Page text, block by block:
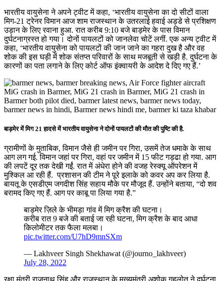
भारतीय वायुसेना ने अपने ट्वीट में कहा, ‘भारतीय वायुसेना का दो सीटों वाला
मिग-21 ट्रेनर विमान आज शाम राजस्थान के उतरलाई हवाई अड्डे से प्रशिक्षण
उड़ान के लिए रवाना हुआ. रात करीब 9:10 बजे बाड़मेर के पास विमान
दुर्घटनाग्रस्‍त हो गया। दोनों पायलटों को जानलेवा चोटें लगीं. एक अन्य ट्वीट में
कहा, ‘भारतीय वायुसेना को पायलटों की जान जाने का गहरा दुख है और वह
शोक की इस घड़ी में शोक संतप्त परिवारों के साथ मजबूती से खड़ी है. दुर्घटना के
कारणों का पता लगाने के लिए कोर्ट ऑफ इंक्वायरी के आदेश दे दिए गए हैं.’
बाड़मेर में मिग 21 हादसे में भारतीय वायुसेना ने दोनों पायलटों की मौत की पुष्टि की है.
ग्रामीणों के मुताबिक, विमान जैसे ही जमीन पर गिरा, उसमें तेज धमाके के साथ
आग लग गई. विमान जहां पर गिरा, वहां पर जमीन में 15 फीट गड्ढा हो गया. आग
की लपटें दूर तक देखी गईं. रात में अंधेरा होने की वजह रेस्क्यू ऑपरेशन में
मुश्किल आ रही हैं. प्रशासन की टीम ने पूरे इलाके को कवर अप कर लिया है.
बायतू के एसडीएम जगदीश सिंह सहाय मौके पर मौजूद हैं. उन्होंने बताया, “दो शव
बरामद किए गए हैं. आग पर काबू पा लिया गया है.”
बाड़मेर ज़िले के भीमड़ा गांव में मिग क्रैश की घटना।
करीब रात 9 बजे की बताई जा रही घटना, मिग क्रैश के बाद आधा
किलोमीटर तक फैला मलबा।
pic.twitter.com/U7hD9mnSXm
— Lakhveer Singh Shekhawat (@journo_lakhveer)
July 28, 2022